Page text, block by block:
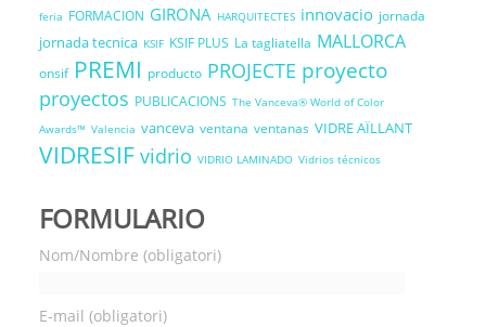
feria FORMACION GIRONA HARQUITECTES innovacio jornada
jornada tecnica KSIF KSIF PLUS La tagliatella MALLORCA
onsif PREMI producto PROJECTE proyecto
proyectos PUBLICACIONS The Vanceva® World of Color
Awards™ Valencia vanceva ventana ventanas VIDRE AÏLLANT
VIDRESIF vidrio VIDRIO LAMINADO Vidrios técnicos
FORMULARIO
Nom/Nombre (obligatori)
E-mail (obligatori)